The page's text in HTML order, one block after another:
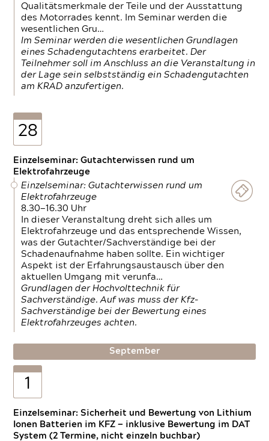
Qualitätsmerkmale der Teile und der Ausstattung
des Motorrades kennt. Im Seminar werden die
wesentlichen Gru…
Im Seminar werden die wesentlichen Grundlagen
eines Schadengutachtens erarbeitet. Der
Teilnehmer soll im Anschluss an die Veranstaltung in
der Lage sein selbstständig ein Schadengutachten
am KRAD anzufertigen.
28
Einzelseminar: Gutachterwissen rund um
Elektrofahrzeuge
Einzelseminar: Gutachterwissen rund um
Elektrofahrzeuge
8.30—16.30 Uhr
In dieser Veranstaltung dreht sich alles um
Elektrofahrzeuge und das entsprechende Wissen,
was der Gutachter/Sachverständige bei der
Schadenaufnahme haben sollte. Ein wichtiger
Aspekt ist der Erfahrungsaustausch über den
aktuellen Umgang mit verunfa…
Grundlagen der Hochvolttechnik für
Sachverständige. Auf was muss der Kfz-
Sachverständige bei der Bewertung eines
Elektrofahrzeuges achten.
September
1
Einzelseminar: Sicherheit und Bewertung von Lithium
Ionen Batterien im KFZ — inklusive Bewertung im DAT
System (2 Termine, nicht einzeln buchbar)